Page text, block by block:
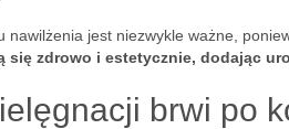
jest niezwykle ważne,
się zdrowo i estetycznie, dodając
brwi po